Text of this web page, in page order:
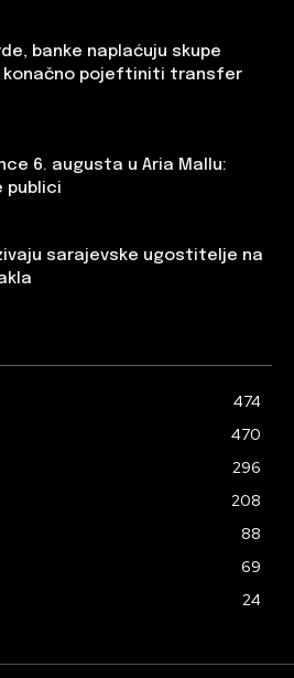
banke naplaćuju skupe
konačno pojeftiniti transfer
6. augusta u Aria Mallu:
publici
sarajevske ugostitelje na
474
470
296
208
88
69
24